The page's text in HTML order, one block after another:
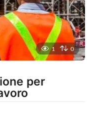
1 0
per